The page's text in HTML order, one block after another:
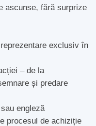
ascunse, fără surprize
exclusiv în
– de la
și predare
engleză
procesul de achiziție